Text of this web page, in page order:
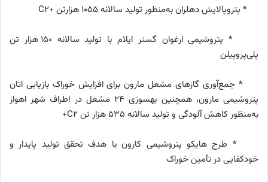
* پتروپالایش دهلران به‌منظور تولید سالانه ۱۰۵۵ هزارتن +C2
* پتروشیمی ارغوان گستر ایلام با تولید سالانه ۱۵۰ هزار تن
پلی‌پروپیلن
* جمع‌آوری گازهای مشعل مارون برای افزایش خوراک بازیابی اتان
پتروشیمی مارون، همچنین بهسوزی ۲۴ مشعل در اطراف شهر اهواز
به‌منظور کاهش آلودگی و تولید سالانه ۵۳۵ هزار تن C2+
* طرح هایکو پتروشیمی کارون با هدف تحقق تولید پایدار و
خودکفایی در تأمین خوراک